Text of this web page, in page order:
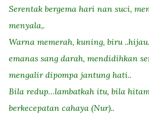
Serentak bergema hari nan suci,
menyala,.
Warna memerah, kuning, biru
emanas sang darah, mendidihkan
mengalir dipompa jantung hati..
Bila redup…lambatkah itu, bila
berkecepatan cahaya (Nur)..